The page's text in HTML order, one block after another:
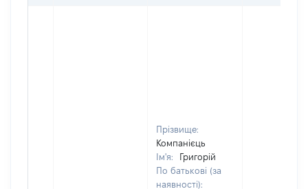
Прізвище:
Компанієць
Ім'я:
Григорій
По батькові (за
наявності):